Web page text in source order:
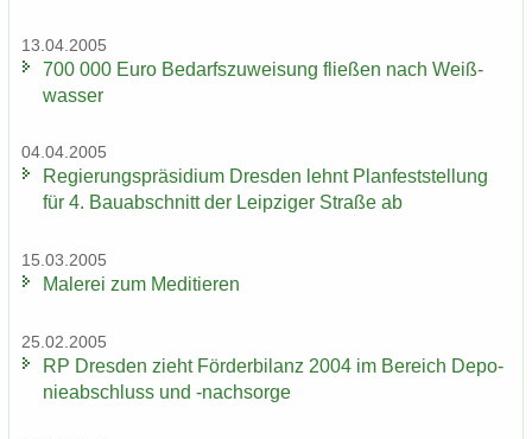
13.04.2005
700 000 Euro Be­darfs­zu­wei­sung flie­ßen nach Weiß­
was­ser
04.04.2005
Re­gie­rungs­prä­si­di­um Dres­den lehnt Plan­fest­stel­lung
für 4. Bau­ab­schnitt der Leip­zi­ger Stra­ße ab
15.03.2005
Ma­le­rei zum Me­di­tie­ren
25.02.2005
RP Dres­den zieht För­der­bi­lanz 2004 im Be­reich De­po­
nie­ab­schluss und -​nachsorge